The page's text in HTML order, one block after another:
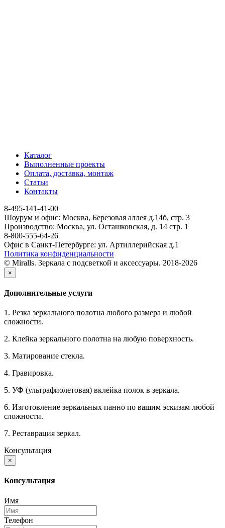
Каталог
Выполненные проекты
Оплата, доставка, монтаж
Статьи
Контакты
8-495-141-41-00
Шоурум и офис: Москва, Березовая аллея д.14б, стр. 3
Производство: Москва, ул. Осташковская, д. 14 стр. 1
8-800-555-64-26
Офис в Санкт-Петербурге: ул. Артиллерийская д.1
Политика конфиденциальности
© Miralls. Зеркала с подсветкой и аксессуары. 2018-2026
×
Дополнительные услуги
1. Резка зеркального полотна любого размера и любой
сложности.
2. Клейка зеркального полотна на любую поверхность.
3. Матирование стекла.
4. Гравировка.
5. УФ (ультрафиолетовая) вклейка полок в зеркала.
6. Изготовление зеркальных панно по вашим эскизам любой
сложности.
7. Реставрация зеркал.
Консультация
×
Консультация
Имя
Телефон